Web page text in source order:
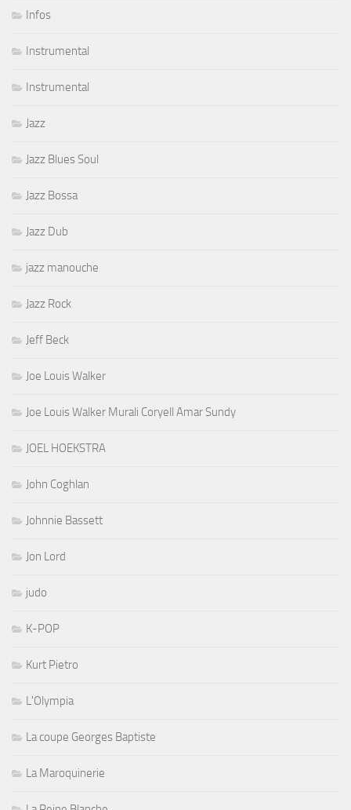
Infos
Instrumental
Instrumental
Jazz
Jazz Blues Soul
Jazz Bossa
Jazz Dub
jazz manouche
Jazz Rock
Jeff Beck
Joe Louis Walker
Joe Louis Walker Murali Coryell Amar Sundy
JOEL HOEKSTRA
John Coghlan
Johnnie Bassett
Jon Lord
judo
K-POP
Kurt Pietro
L'Olympia
La coupe Georges Baptiste
La Maroquinerie